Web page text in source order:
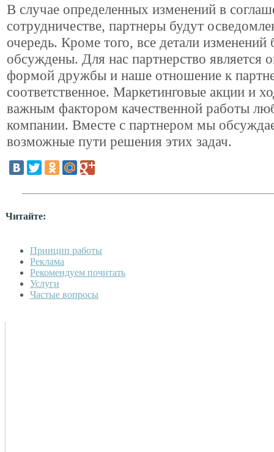
В случае определенных изменений в
сотрудничестве, партнеры будут
очередь. Кроме того, все детали изменений
обсуждены. Для нас партнерство является
формой дружбы и наше отношение к
соответственное. Маркетинговые акции и
важным фактором качественной работы
компании. Вместе с партнером мы
возможные пути решения этих задач.
Читайте:
Принцип работы
Реклама
Рекомендуем почитать
Услуги
Частые вопросы